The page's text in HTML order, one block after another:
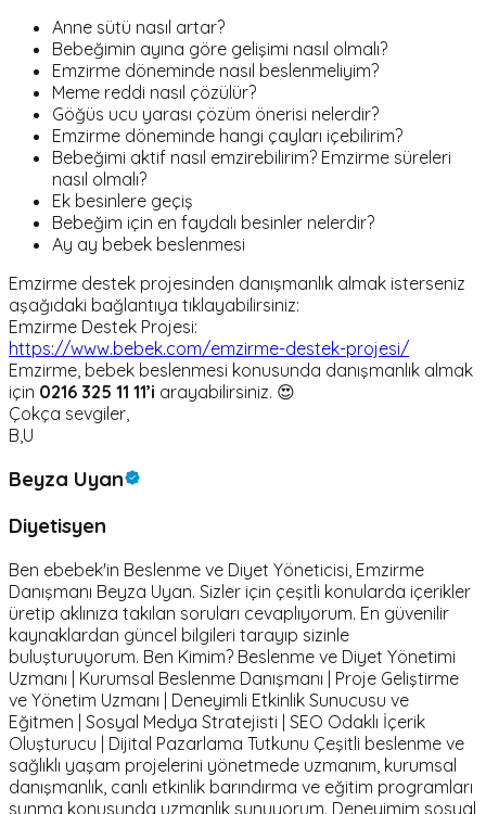
Anne sütü nasıl artar?
Bebeğimin ayına göre gelişimi nasıl olmalı?
Emzirme döneminde nasıl beslenmeliyim?
Meme reddi nasıl çözülür?
Göğüs ucu yarası çözüm önerisi nelerdir?
Emzirme döneminde hangi çayları içebilirim?
Bebeğimi aktif nasıl emzirebilirim? Emzirme süreleri
nasıl olmalı?
Ek besinlere geçiş
Bebeğim için en faydalı besinler nelerdir?
Ay ay bebek beslenmesi
Emzirme destek projesinden danışmanlık almak isterseniz
aşağıdaki bağlantıya tıklayabilirsiniz:
Emzirme Destek Projesi:
https://www.bebek.com/emzirme-destek-projesi/
Emzirme, bebek beslenmesi konusunda danışmanlık almak
için 0216 325 11 11’i arayabilirsiniz. 😍
Çokça sevgiler,
B,U
Beyza Uyan
Diyetisyen
Ben ebebek'in Beslenme ve Diyet Yöneticisi, Emzirme
Danışmanı Beyza Uyan. Sizler için çeşitli konularda içerikler
üretip aklınıza takılan soruları cevaplıyorum. En güvenilir
kaynaklardan güncel bilgileri tarayıp sizinle
buluşturuyorum. Ben Kimim? Beslenme ve Diyet Yönetimi
Uzmanı | Kurumsal Beslenme Danışmanı | Proje Geliştirme
ve Yönetim Uzmanı | Deneyimli Etkinlik Sunucusu ve
Eğitmen | Sosyal Medya Stratejisti | SEO Odaklı İçerik
Oluşturucu | Dijital Pazarlama Tutkunu Çeşitli beslenme ve
sağlıklı yaşam projelerini yönetmede uzmanım, kurumsal
danışmanlık, canlı etkinlik barındırma ve eğitim programları
sunma konusunda uzmanlık sunuyorum. Deneyimim sosyal